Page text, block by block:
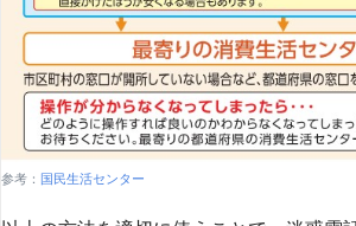
参考： 国民生活センター